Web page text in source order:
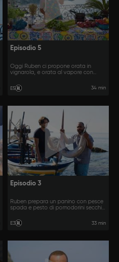
Episodio 5
Oggi Ruben ci propone orata in
vignarola, e orata al vapore con
E5 34 min
Episodio 3
Ruben prepara un panino con pesce
spada e pesto di pomodorini secchi e
zucchine.
E3 33 min